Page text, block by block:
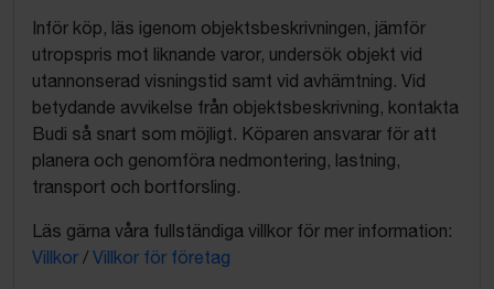
Inför köp, läs igenom objektsbeskrivningen, jämför
utropspris mot liknande varor, undersök objekt vid
utannonserad visningstid samt vid avhämtning. Vid
betydande avvikelse från objektsbeskrivning, kontakta
Budi så snart som möjligt. Köparen ansvarar för att
planera och genomföra nedmontering, lastning,
transport och bortforsling.
Läs gärna våra fullständiga villkor för mer information:
Villkor / Villkor för företag